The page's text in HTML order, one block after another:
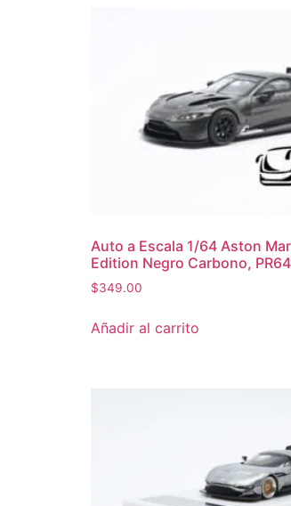
Auto a Escala 1/64 Aston
Edition Negro Carbono,
$349.00
Añadir al carrito